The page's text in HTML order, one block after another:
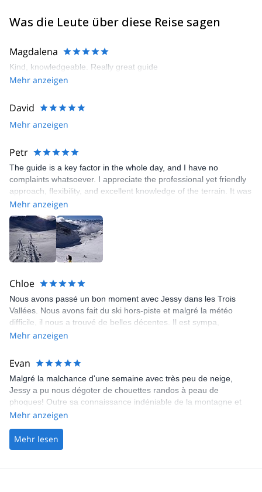
Was die Leute über diese Reise sagen
Magdalena
Kind, knowledgeable. Really great guide
Mehr anzeigen
David
Mehr anzeigen
Petr
The guide is a key factor in the whole day, and I have no
complaints whatsoever. I appreciate the professional yet friendly
approach, flexibility, and excellent knowledge of the terrain. It was
a great day.
Mehr anzeigen
Chloe
Nous avons passé un bon moment avec Jessy dans les Trois
Vallées. Nous avons fait du ski hors-piste et malgré la météo
difficile, il nous a trouvé de belles décentes. Il est sympa,
dynamique, prudent et il aime bien les nouvelles technologies
Mehr anzeigen
Evan
Malgré la malchance d'une semaine avec très peu de neige,
Jessy a pu nous dégoter de chouettes randos à peau de
phoques! Outre sa connaissance indéniable de la montagne et
son grand professionnalisme, Jessy s'est révélé être un guide
et je garde son contact précieusement pour de futures
randonnées! (Petit plus: il s'éloigne régulièrement du groupe pour
journée par whatsapp ou mail!).
Mehr anzeigen
Mehr lesen